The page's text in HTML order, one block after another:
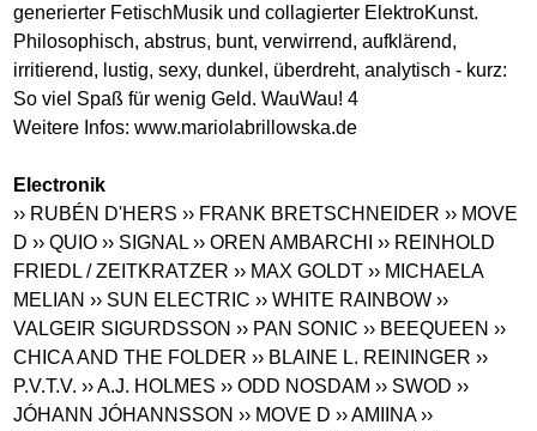
generierter FetischMusik und collagierter ElektroKunst.
Philosophisch, abstrus, bunt, verwirrend, aufklärend,
irritierend, lustig, sexy, dunkel, überdreht, analytisch - kurz:
So viel Spaß für wenig Geld. WauWau! 4
Weitere Infos:www.mariolabrillowska.de
Electronik
›› RUBÉN D'HERS ›› FRANK BRETSCHNEIDER ›› MOVE
D ›› QUIO ›› SIGNAL ›› OREN AMBARCHI
›› REINHOLD
FRIEDL / ZEITKRATZER ›› MAX GOLDT ›› MICHAELA
MELIAN ›› SUN ELECTRIC ›› WHITE RAINBOW ››
VALGEIR SIGURDSSON ›› PAN SONIC ›› BEEQUEEN ››
CHICA AND THE FOLDER ›› BLAINE L. REININGER ››
P.V.T.V. ›› A.J. HOLMES ›› ODD NOSDAM ›› SWOD ››
JÓHANN JÓHANNSSON ›› MOVE D ›› AMIINA ››